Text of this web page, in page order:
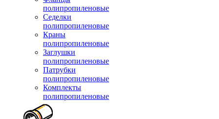
полипропиленовые
Седелки
полипропиленовые
Краны
полипропиленовые
Заглушки
полипропиленовые
Патрубки
полипропиленовые
Комплекты
полипропиленовые